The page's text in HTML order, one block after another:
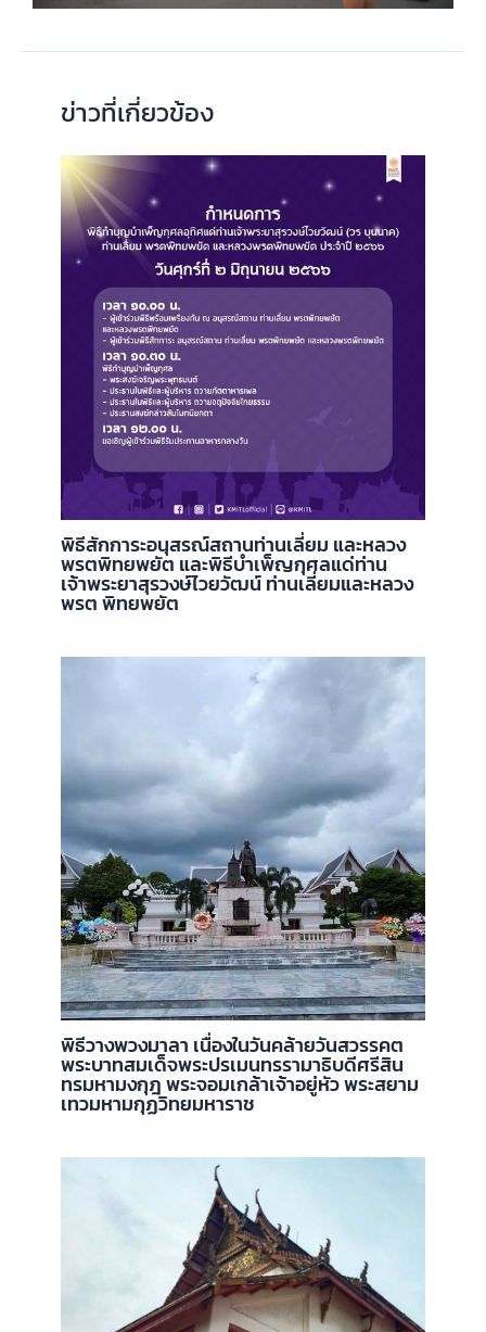
ข่าวที่เกี่ยวข้อง
พิธีสักการะอนุสรณ์สถานท่านเลี่ยม และหลวง
พรตพิทยพยัต และพิธีบำเพ็ญกุศลแด่ท่าน
เจ้าพระยาสุรวงษ์ไวยวัฒน์ ท่านเลี่ยมและหลวง
พรต พิทยพยัต
พิธีวางพวงมาลา เนื่องในวันคล้ายวันสวรรคต
พระบาทสมเด็จพระปรเมนทรรามาธิบดีศรีสิน
ทรมหามงกุฎ พระจอมเกล้าเจ้าอยู่หัว พระสยาม
เทวมหามกุฏวิทยมหาราช